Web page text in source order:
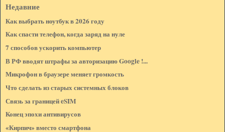
E-mail: (не показывается на странице)*
Сообщение:*
Недавние
Как выбрать ноутбук в 2026 году
Как спасти телефон, когда заряд на нуле
7 способов ускорить компьютер
В РФ вводят штрафы за авторизацию Google !...
Микрофон в браузере меняет громкость
Что сделать из старых системных блоков
Связь за границей eSIM
Конец эпохи антивирусов
«Кирпич» вместо смартфона